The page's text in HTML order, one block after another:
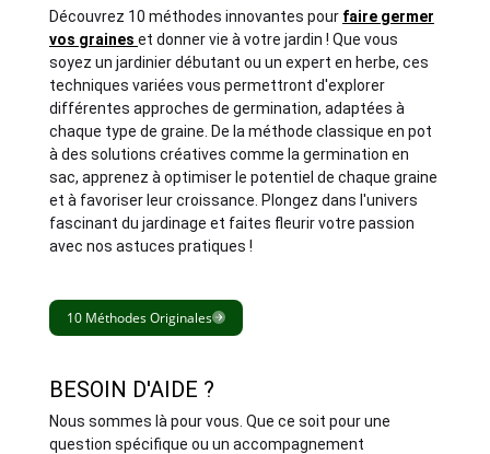
Découvrez 10 méthodes innovantes pour faire germer
vos graines et donner vie à votre jardin ! Que vous
soyez un jardinier débutant ou un expert en herbe, ces
techniques variées vous permettront d'explorer
différentes approches de germination, adaptées à
chaque type de graine. De la méthode classique en pot
à des solutions créatives comme la germination en
sac, apprenez à optimiser le potentiel de chaque graine
et à favoriser leur croissance. Plongez dans l'univers
fascinant du jardinage et faites fleurir votre passion
avec nos astuces pratiques !
10 Méthodes Originales
BESOIN D'AIDE ?
Nous sommes là pour vous. Que ce soit pour une
question spécifique ou un accompagnement